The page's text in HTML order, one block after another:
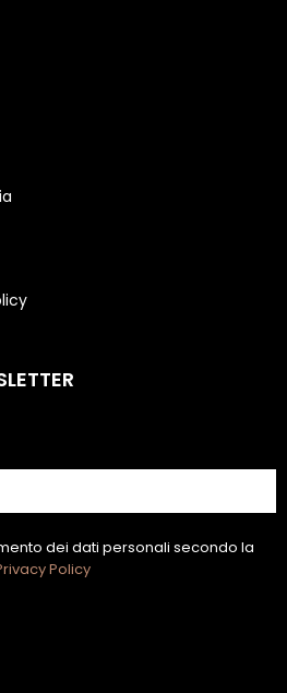
dei dati personali secondo la
Policy